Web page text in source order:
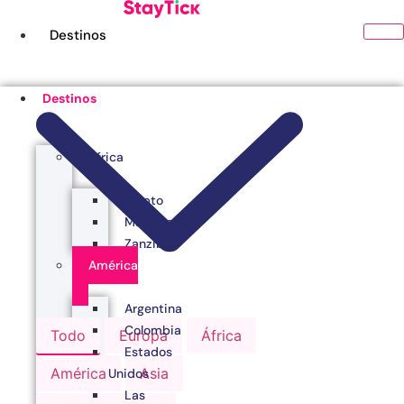
Destinos
Todo Europa África
América Asia
Destinos
África
Egipto
Marruecos
Zanzibar
América
Argentina
Colombia
Estados
Unidos
Las